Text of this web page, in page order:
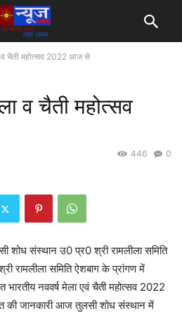
व चैती महोत्सव 2022 आज से
व चैती महोत्सव
0
446
संस्थान उ0 प्र0 श्री रामलीला समिति
रामलीला समिति ऐशबाग के प्रांगण में
नववर्ष मेला एवं चैती महोत्सव 2022
की जानकारी आज तुलसी शोध संस्थान में